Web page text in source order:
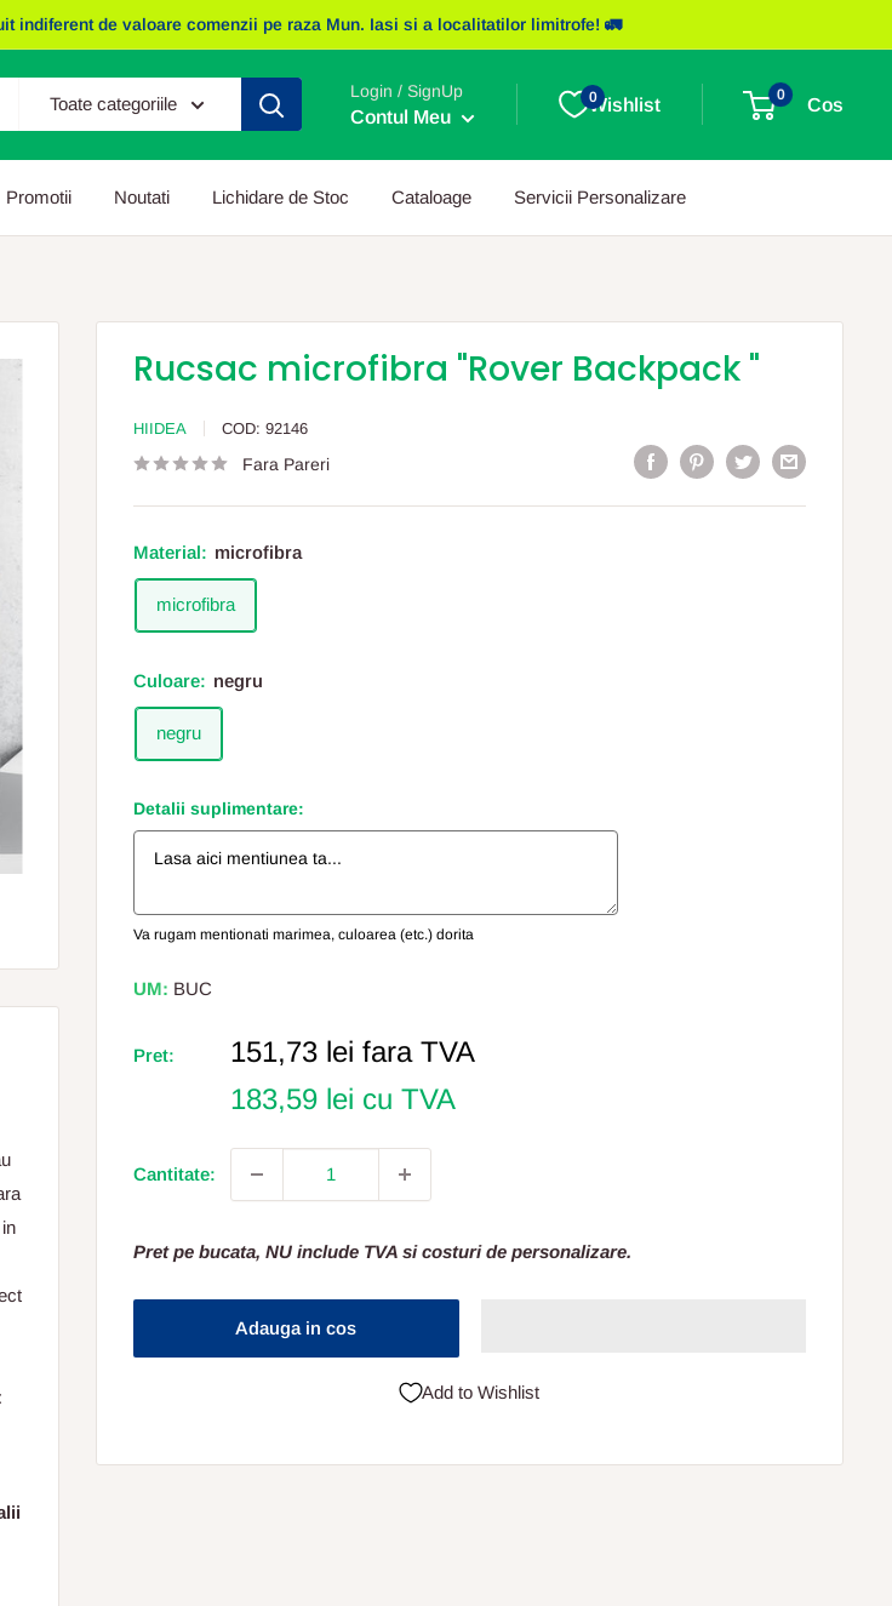
indiferent de valoare comenzii pe raza Mun. Iasi si a localitatilor limitrofe! 🚛
Toate categoriile
Login / SignUp
Contul Meu
Wishlist
0 0
Cos
Promotii Noutati Lichidare de Stoc Cataloage Servicii Personalizare
Rucsac microfibra "Rover Backpack "
HIIDEA COD: 92146
Fara Pareri
Material: microfibra
microfibra
Culoare: negru
negru
Detalii suplimentare:
Va rugam mentionati marimea, culoarea (etc.) dorita
UM: BUC
Pret:
Pret
151,73 lei fara TVA
183,59 lei cu TVA
Cantitate:
Pret pe bucata, NU include TVA si costuri de personalizare.
Adauga in cos
Add to Wishlist